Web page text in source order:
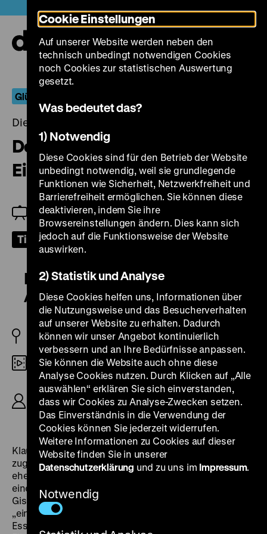
zum
Seiteninhalt
springen
Glück auf!
Dienstag, 22. August 2023, 19.00 Uhr
Der Nachwelt eine Botschaft.
Ein Arbeiterdichter
Einführung: Patrick Holzapfel
Tickets
Der Nachwelt eine Botschaft. Ein
Arbeiterdichter
BRD 1981
DigiBeta
R: Klaus Wildenhahn, B: Gisela Tuchtenhagen,
Günter Westerhoff, Klaus Wildenhahn, K: Gisela
Tuchtenhagen, 103’
Klaus WildenhahnsDer Nachwelt eine Botschaft
zugleich bewegendes Porträt des Schriftstellers und
ehemaligen Bergarbeiters Günter Westerhoff sowie
eine Annäherung an das Ruhrgebiet. Die Kamerafrau
Gisela Tuchtenhagen beschrieb den Film als ein
„einziges Weinen über nichtgelebte Leben“. Zwischen
Essen, Gelsenkirchen und Mülheim beobachtet der
Cookie Einstellungen
Auf unserer Website werden neben den
technisch unbedingt notwendigen Cookies
noch Cookies zur statistischen Auswertung
gesetzt.
Was bedeutet das?
1) Notwendig
Diese Cookies sind für den Betrieb der Website
unbedingt notwendig, weil sie grundlegende
Funktionen wie Sicherheit, Netzwerkfreiheit und
Barrierefreiheit ermöglichen. Sie können diese
deaktivieren, indem Sie ihre
Browsereinstellungen ändern. Dies kann sich
jedoch auf die Funktionsweise der Website
auswirken.
2) Statistik und Analyse
Diese Cookies helfen uns, Informationen über
die Nutzungsweise und das Besucherverhalten
auf unserer Website zu erhalten. Dadurch
können wir unser Angebot kontinuierlich
verbessern und an Ihre Bedürfnisse anpassen.
Sie können die Website auch ohne diese
Analyse Cookies nutzen. Durch Klicken auf „Alle
auswählen“ erklären Sie sich einverstanden,
dass wir Cookies zu Analyse-Zwecken setzen.
Das Einverständnis in die Verwendung der
Cookies können Sie jederzeit widerrufen.
Weitere Informationen zu Cookies auf dieser
Website finden Sie in unserer
Datenschutzerklärung und zu uns im Impressum.
Notwendig